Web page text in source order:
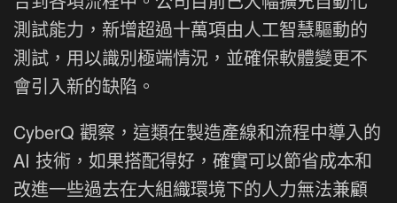
測試能力，新增超過十萬項由人工智慧驅動的
測試，用以識別極端情況，並確保軟體變更不
會引入新的缺陷。
CyberQ 觀察，這類在製造產線和流程中導入的
AI 技術，如果搭配得好，確實可以節省成本和
改進一些過去在大組織環境下的人力無法兼顧